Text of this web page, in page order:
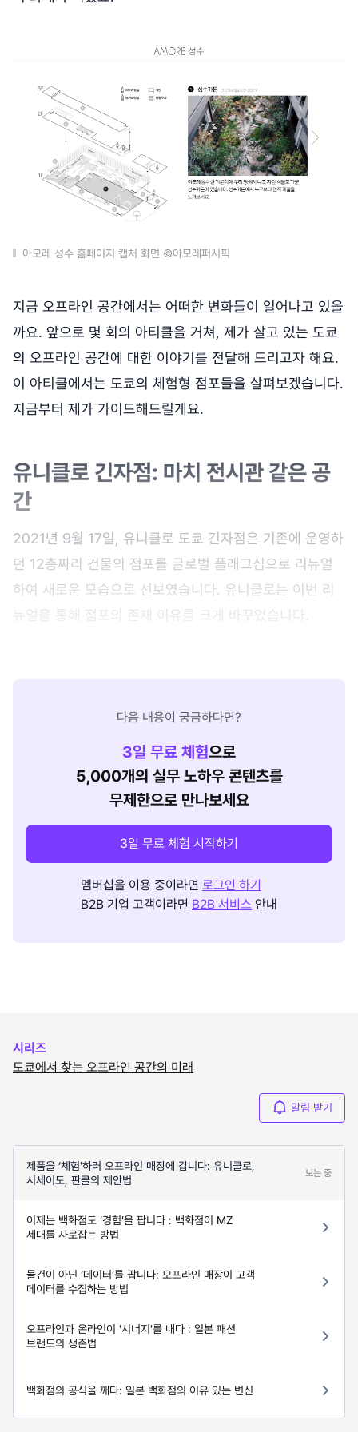
아모레 성수 홈페이지 캡처 화면 ©아모레퍼시픽
지금 오프라인 공간에서는 어떠한 변화들이 일어나고 있을
까요. 앞으로 몇 회의 아티클을 거쳐, 제가 살고 있는 도쿄
의 오프라인 공간에 대한 이야기를 전달해 드리고자 해요.
이 아티클에서는 도쿄의 체험형 점포들을 살펴보겠습니다.
지금부터 제가 가이드해드릴게요.
유니클로 긴자점: 마치 전시관 같은 공
간
2021년 9월 17일, 유니클로 도쿄 긴자점은 기존에 운영하
던 12층짜리 건물의 점포를 글로벌 플래그십으로 리뉴얼
하여 새로운 모습으로 선보였습니다. 유니클로는 이번 리
뉴얼을 통해 점포의 존재 이유를 크게 바꾸었습니다.
다음 내용이 궁금하다면?
3일 무료 체험으로
5,000개의 실무 노하우 콘텐츠를
무제한으로 만나보세요
3일 무료 체험 시작하기
멤버십을 이용 중이라면 로그인 하기
B2B 기업 고객이라면 B2B 서비스 안내
시리즈
도쿄에서 찾는 오프라인 공간의 미래
알림 받기
제품을 ‘체험'하러 오프라인 매장에 갑니다: 유니클로,
시세이도, 판클의 제안법
보는 중
이제는 백화점도 ‘경험’을 팝니다 : 백화점이 MZ
세대를 사로잡는 방법
물건이 아닌 ‘데이터’를 팝니다: 오프라인 매장이 고객
데이터를 수집하는 방법
오프라인과 온라인이 '시너지'를 내다 : 일본 패션
브랜드의 생존법
백화점의 공식을 깨다: 일본 백화점의 이유 있는 변신